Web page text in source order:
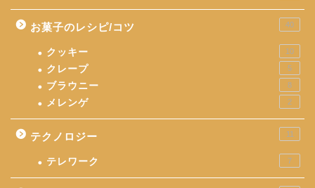
お菓子のレシピ/コツ 40
クッキー 10
クレープ 5
ブラウニー 8
メレンゲ 2
テクノロジー 11
テレワーク 7